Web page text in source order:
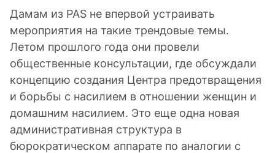
Дамам из PAS не впервой устраивать
мероприятия на такие трендовые темы.
Летом прошлого года они провели
общественные консультации, где обсуждали
концепцию создания Центра предотвращения
и борьбы с насилием в отношении женщин и
домашним насилием. Это еще одна новая
административная структура в
бюрократическом аппарате по аналогии с